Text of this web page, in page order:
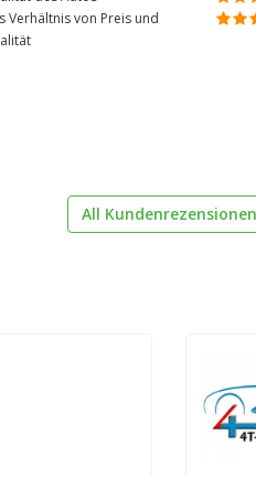
Verhältnis von Preis und
All Kundenrezensionen